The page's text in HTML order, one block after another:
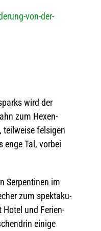
von-der-
wird der
zum Hexen­
teil­weise fel­si­gen
enge Tal, vor­bei
Ser­pen­ti­nen im
zum spek­ta­ku­
Hotel und Feri­en­
einige